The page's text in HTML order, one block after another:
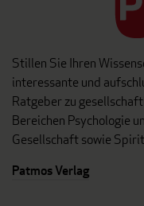
Stillen Sie Ihren
interessante und
Ratgeber zu
Bereichen Psychologie
Gesellschaft sowie
Patmos Verlag